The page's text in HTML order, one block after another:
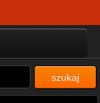
szukaj